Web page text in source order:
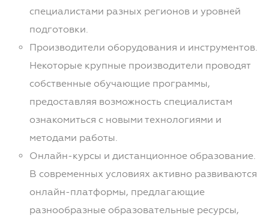
специалистами разных регионов и уровней
подготовки.
Производители оборудования и инструментов.
Некоторые крупные производители проводят
собственные обучающие программы,
предоставляя возможность специалистам
ознакомиться с новыми технологиями и
методами работы.
Онлайн-курсы и дистанционное образование.
В современных условиях активно развиваются
онлайн-платформы, предлагающие
разнообразные образовательные ресурсы,